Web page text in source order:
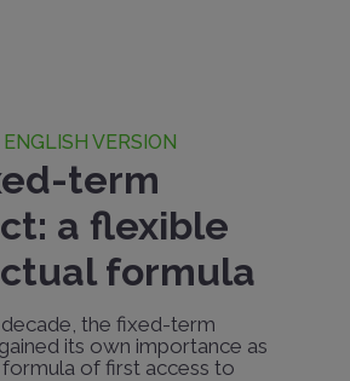
ENGLISH VERSION
term
a flexible
formula
the fixed-term
its own importance as
of first access to